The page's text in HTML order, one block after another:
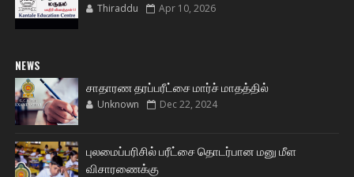
Thiraddu Apr 10, 2026
NEWS
சாதாரண தரப்பரீட்சை மார்ச் மாதத்தில்
Unknown Dec 22, 2024
புலமைப்பரிசில் பரீட்சை தொடர்பான மனு மீள
விசாரணைக்கு